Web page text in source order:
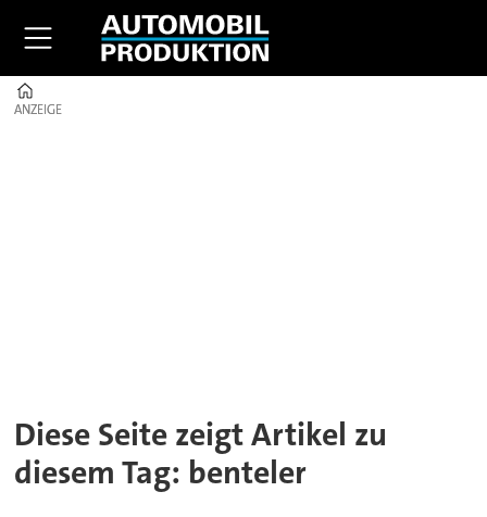
ANZEIGE
ANZEIGE
Diese Seite zeigt Artikel zu
diesem Tag: benteler